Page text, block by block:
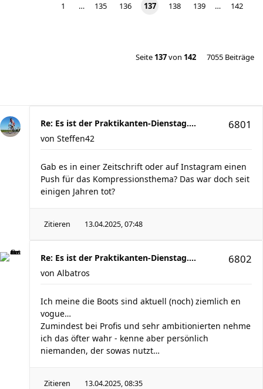
1 … 135 136 137 138 139 … 142
Seite 137von 142 7055 Beiträge
Re: Es ist der Praktikanten-Dienstag.... 6801
von Steffen42
Gab es in einer Zeitschrift oder auf Instagram einen
Push für das Kompressionsthema? Das war doch seit
einigen Jahren tot?
Zitieren 13.04.2025, 07:48
Re: Es ist der Praktikanten-Dienstag.... 6802
von Albatros
Ich meine die Boots sind aktuell (noch) ziemlich en
vogue…
Zumindest bei Profis und sehr ambitionierten nehme
ich das öfter wahr - kenne aber persönlich
niemanden, der sowas nutzt…
Zitieren 13.04.2025, 08:35